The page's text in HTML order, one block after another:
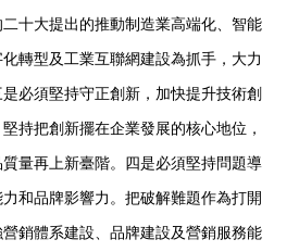
十大提出的推動制造業高端化、智能
轉型及工業互聯網建設為抓手，大力
必須堅持守正創新，加快提升技術創
持把創新擺在企業發展的核心地位，
量再上新臺階。四是必須堅持問題導
和品牌影響力。把破解難題作為打開
銷體系建設、品牌建設及營銷服務能